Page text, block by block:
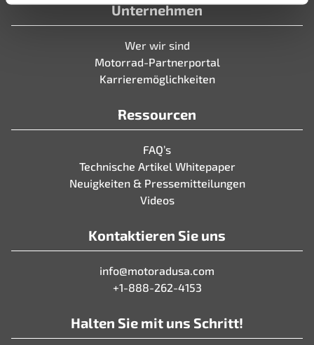
Unternehmen
Wer wir sind
Motorrad-Partnerportal
Karrieremöglichkeiten
Ressourcen
FAQ’s
Technische Artikel Whitepaper
Neuigkeiten & Pressemitteilungen
Videos
Kontaktieren Sie uns
info@motoradusa.com
+1-888-262-4153
Halten Sie mit uns Schritt!